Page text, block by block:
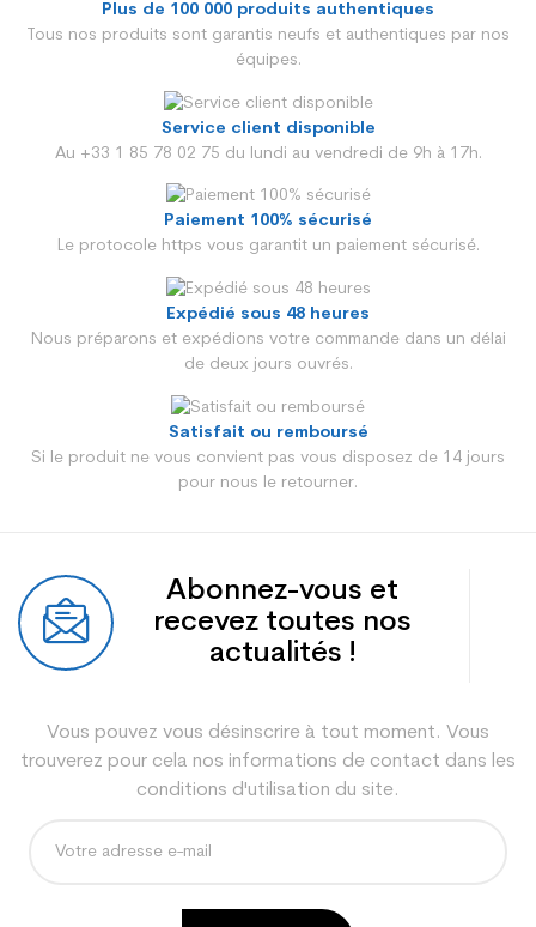
Plus de 100 000 produits authentiques
Tous nos produits sont garantis neufs et authentiques par nos
équipes.
Service client disponible
Au +33 1 85 78 02 75 du lundi au vendredi de 9h à 17h.
Paiement 100% sécurisé
Le protocole https vous garantit un paiement sécurisé.
Expédié sous 48 heures
Nous préparons et expédions votre commande dans un délai
de deux jours ouvrés.
Satisfait ou remboursé
Si le produit ne vous convient pas vous disposez de 14 jours
pour nous le retourner.
Abonnez-vous et
recevez toutes nos
actualités !
Vous pouvez vous désinscrire à tout moment. Vous
trouverez pour cela nos informations de contact dans les
conditions d'utilisation du site.